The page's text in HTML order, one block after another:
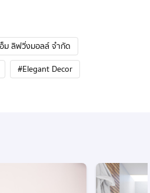
ม ลิฟวิ่งมอลล์ จำกัด
#Elegant Decor